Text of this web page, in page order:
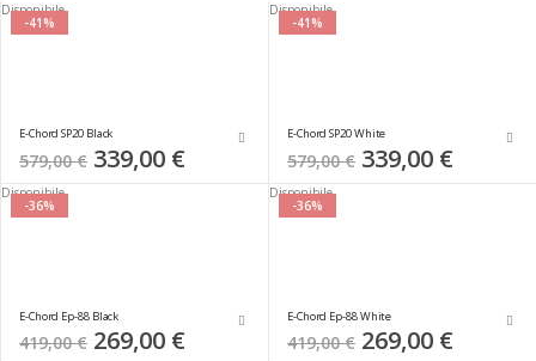
-41%
Disponibile
E-Chord SP20 Black
579,00 € Special
Price
339,00 €
-41%
Disponibile
E-Chord SP20 White
579,00 € Special
Price
339,00 €
-36%
Disponibile
E-Chord Ep-88 Black
419,00 € Special
Price
269,00 €
-36%
Disponibile
E-Chord Ep-88 White
419,00 € Special
Price
269,00 €